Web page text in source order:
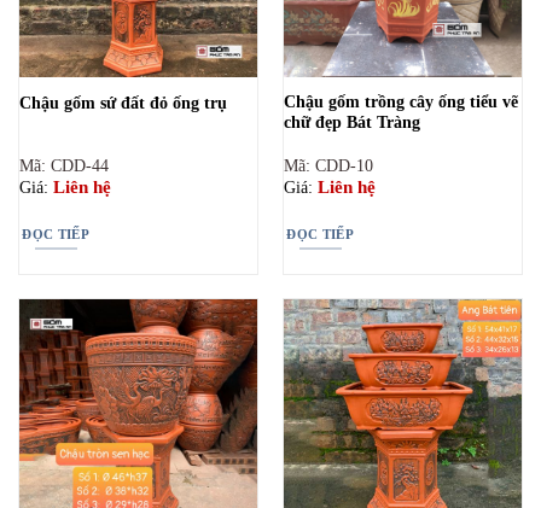
Chậu gốm sứ đất đỏ ống trụ
Mã: CDD-44
Giá: Liên hệ
ĐỌC TIẾP
Chậu gốm trồng cây ống tiểu vẽ
chữ đẹp Bát Tràng
Mã: CDD-10
Giá: Liên hệ
ĐỌC TIẾP